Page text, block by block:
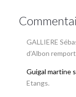
GALLIERE
d’Albon
Guigal martine
Etangs.